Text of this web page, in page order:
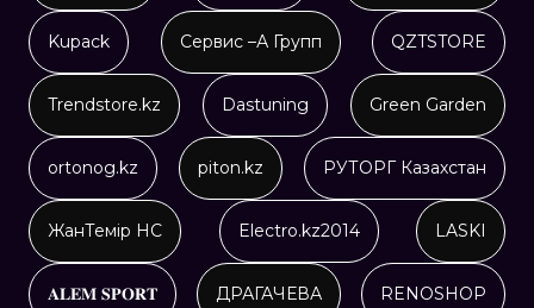
Kupack Сервис –А Групп QZTSTORE
Trendstore.kz Dastuning Green Garden
ortonog.kz piton.kz РУТОРГ Казахстан
ЖанТемір НС Electro.kz2014 LASKI
𝐀𝐋𝐄𝐌 𝐒𝐏𝐎𝐑𝐓 ДРАГАЧЕВА RENOSHOP